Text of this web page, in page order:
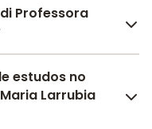
Larrubia
alunos e funcionários
emparticipação
física, 4.6em
Professora
Larrubia
para o
dos seus
estudos no
Larrubia